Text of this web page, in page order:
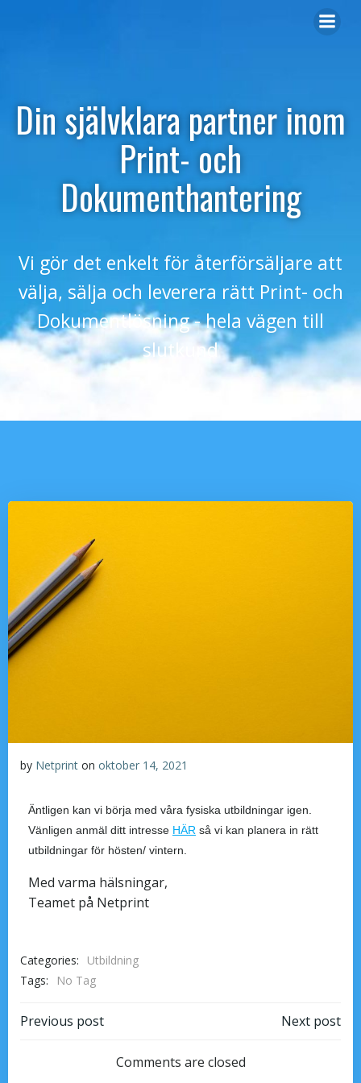
Din självklara partner inom
Print- och
Dokumenthantering
Vi gör det enkelt för återförsäljare att
välja, sälja och leverera rätt Print- och
Dokumentlösning - hela vägen till
slutkund
by Netprint on oktober 14, 2021
Äntligen kan vi börja med våra fysiska utbildningar igen.
Vänligen anmäl ditt intresse HÄR så vi kan planera in rätt
utbildningar för hösten/ vintern.
Med varma hälsningar,
Teamet på Netprint
Categories:
Utbildning
Tags:
No Tag
Previous post Next post
Comments are closed